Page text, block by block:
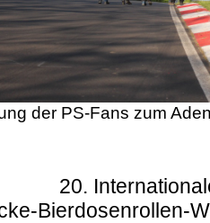
der PS-Fans zum
20.
Bierdosenrollen-